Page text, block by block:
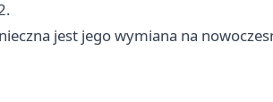
jest jego wymiana na